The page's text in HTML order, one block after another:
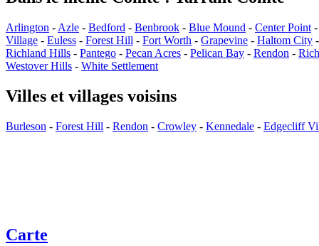
Arlington - Azle - Bedford - Benbrook - Blue Mound - Center Point
Village - Euless - Forest Hill - Fort Worth - Grapevine - Haltom City
Richland Hills - Pantego - Pecan Acres - Pelican Bay - Rendon -
Westover Hills - White Settlement
Villes et villages voisins
Burleson - Forest Hill - Rendon - Crowley - Kennedale - Edgecliff
Carte